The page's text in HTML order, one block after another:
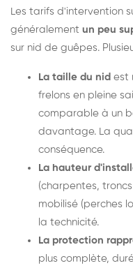
Les tarifs d'intervention
généralement un peu
sur nid de guêpes.
La taille du nid est
frelons en pleine
comparable à un
davantage. La
conséquence.
La hauteur
(charpentes,
mobilisé (perches
la technicité.
La protection
plus complète,